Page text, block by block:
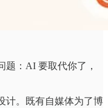
题：AI 要取代你了，
计。既有自媒体为了博